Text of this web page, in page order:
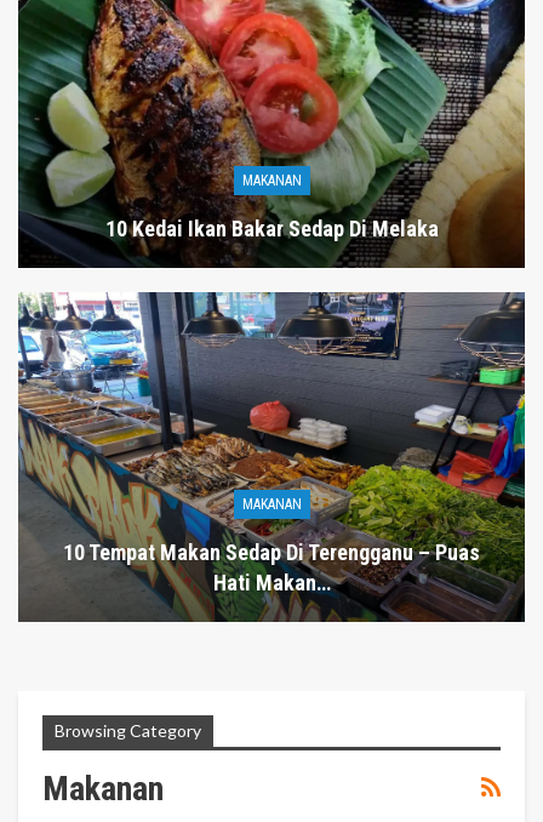
MAKANAN
10 Kedai Ikan Bakar Sedap Di Melaka
MAKANAN
10 Tempat Makan Sedap Di Terengganu – Puas
Hati Makan…
Browsing Category
Makanan